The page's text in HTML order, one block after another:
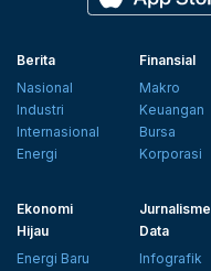
Berita
Nasional
Industri
Internasional
Energi
Finansial
Makro
Keuangan
Bursa
Korporasi
Ekonomi
Hijau
Energi Baru
Jurnalisme
Data
Infografik